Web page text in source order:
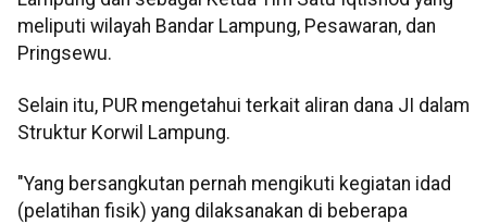
meliputi wilayah Bandar Lampung, Pesawaran, dan
Pringsewu.
Selain itu, PUR mengetahui terkait aliran dana JI dalam
Struktur Korwil Lampung.
"Yang bersangkutan pernah mengikuti kegiatan idad
(pelatihan fisik) yang dilaksanakan di beberapa